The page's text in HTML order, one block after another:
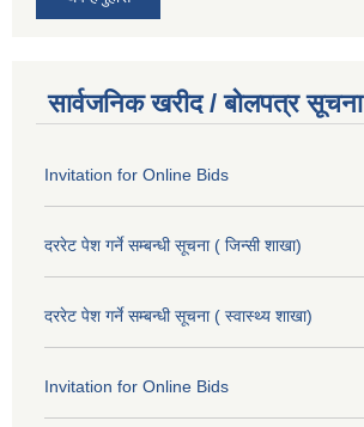
सार्वजनिक खरीद / बोलपत्र सूचना
Invitation for Online Bids
दररेट पेश गर्ने सम्बन्धी सूचना ( जिन्सी शाखा)
दररेट पेश गर्ने सम्बन्धी सूचना ( स्वास्थ्य शाखा)
Invitation for Online Bids